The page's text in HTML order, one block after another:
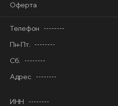
Оферта
Телефон
Пн-Пт.
Сб.
Адрес
ИНН